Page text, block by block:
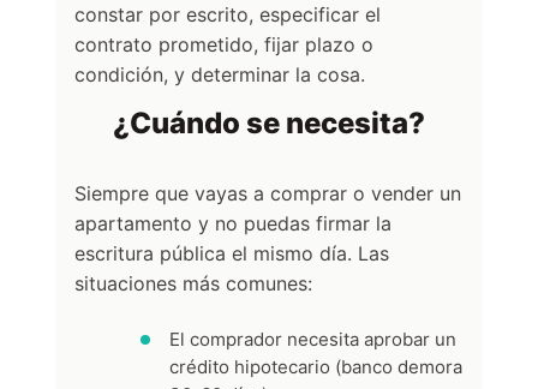
constar por escrito, especificar el
contrato prometido, fijar plazo o
condición, y determinar la cosa.
¿Cuándo se necesita?
Siempre que vayas a comprar o vender un
apartamento y no puedas firmar la
escritura pública el mismo día. Las
situaciones más comunes:
El comprador necesita aprobar un
crédito hipotecario (banco demora